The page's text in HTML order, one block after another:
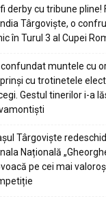
derby cu tribune pline!
Târgoviște, o
în Turul 3 al Cupei
muntele cu
cu trotinetele
Gestul tinerilor i-a
Târgoviște
Națională
pe cei mai